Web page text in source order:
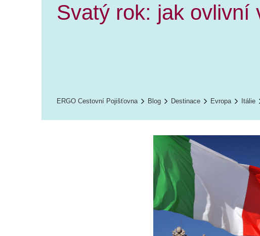
Svatý rok: jak ovlivní
ERGO Cestovní Pojišťovna Blog Destinace Evropa Itálie